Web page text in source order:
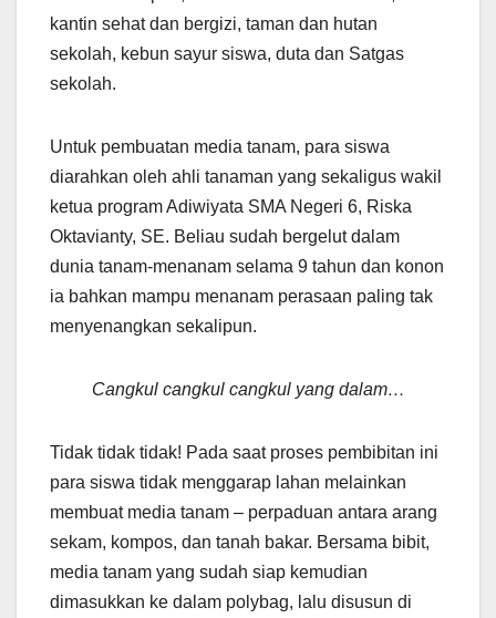
kantin sehat dan bergizi, taman dan hutan
sekolah, kebun sayur siswa, duta dan Satgas
sekolah.
Untuk pembuatan media tanam, para siswa
diarahkan oleh ahli tanaman yang sekaligus wakil
ketua program Adiwiyata SMA Negeri 6, Riska
Oktavianty, SE. Beliau sudah bergelut dalam
dunia tanam-menanam selama 9 tahun dan konon
ia bahkan mampu menanam perasaan paling tak
menyenangkan sekalipun.
Cangkul cangkul cangkul yang dalam…
Tidak tidak tidak! Pada saat proses pembibitan ini
para siswa tidak menggarap lahan melainkan
membuat media tanam – perpaduan antara arang
sekam, kompos, dan tanah bakar. Bersama bibit,
media tanam yang sudah siap kemudian
dimasukkan ke dalam polybag, lalu disusun di